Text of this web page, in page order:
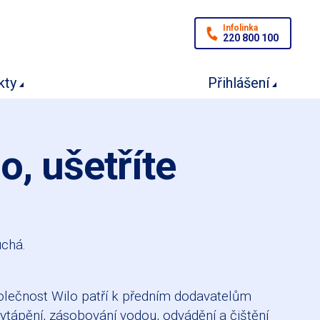
Infolinka
220 800 100
Přihlášení
ušetříte
Wilo patří k předním dodavatelům
zásobování vodou, odvádění a čištění